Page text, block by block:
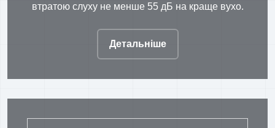
втратою слуху не менше 55 дБ на краще вухо.
Детальніше